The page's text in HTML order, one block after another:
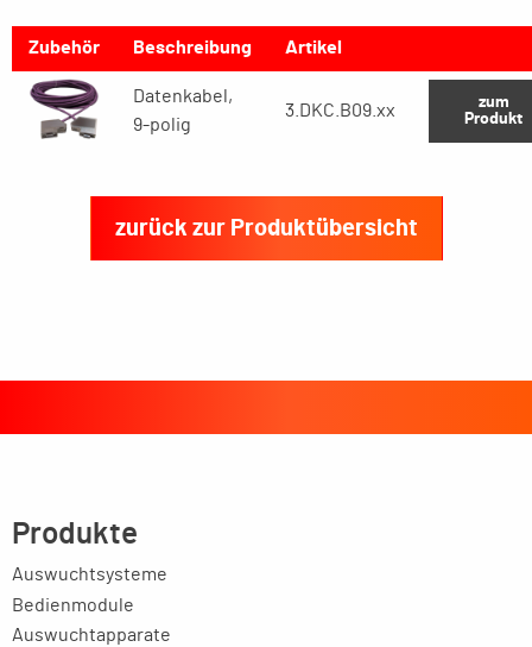
Zubehör Beschreibung Artikel
Datenkabel,
9-polig
3.DKC.B09.xx
zum
Produkt
zurück zur Produktübersicht
Produkte
Auswuchtsysteme
Bedienmodule
Auswuchtapparate